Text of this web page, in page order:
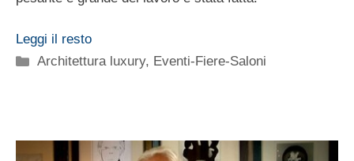
Leggi il resto
Categorie
Architettura luxury, Eventi-Fiere-Saloni